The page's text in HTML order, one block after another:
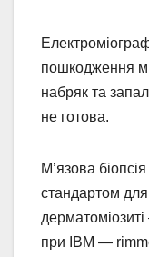
пошкодження
набряк та
не готова.
М’язова
стандартом
при IBM —